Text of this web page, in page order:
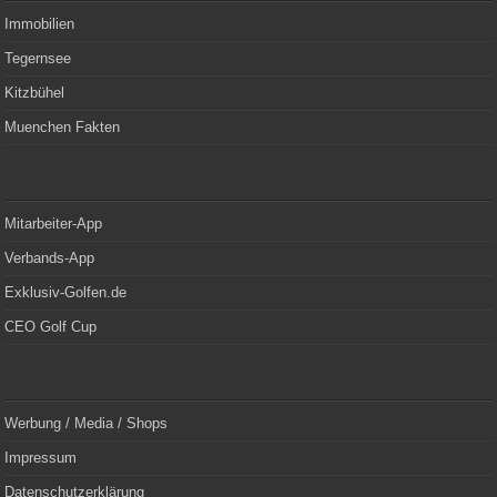
Immobilien
Tegernsee
Kitzbühel
Muenchen Fakten
Mitarbeiter-App
Verbands-App
Exklusiv-Golfen.de
CEO Golf Cup
Werbung / Media / Shops
Impressum
Datenschutzerklärung